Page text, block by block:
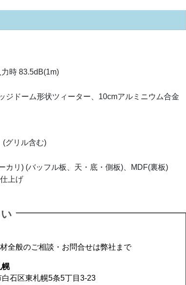
時 83.5dB(1m)
ジドーム形状ツィーター、10cmアルミニウム合金
グリル含む)
カリ) (バッフル板、天・底・側板)、MDF(裏板)
上げ
全般のご相談・お問合せは弊社まで
幌
石区東札幌5条5丁目3-23